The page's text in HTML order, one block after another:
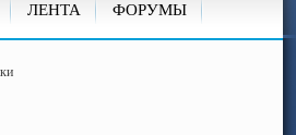
ЛЕНТА ФОРУМЫ